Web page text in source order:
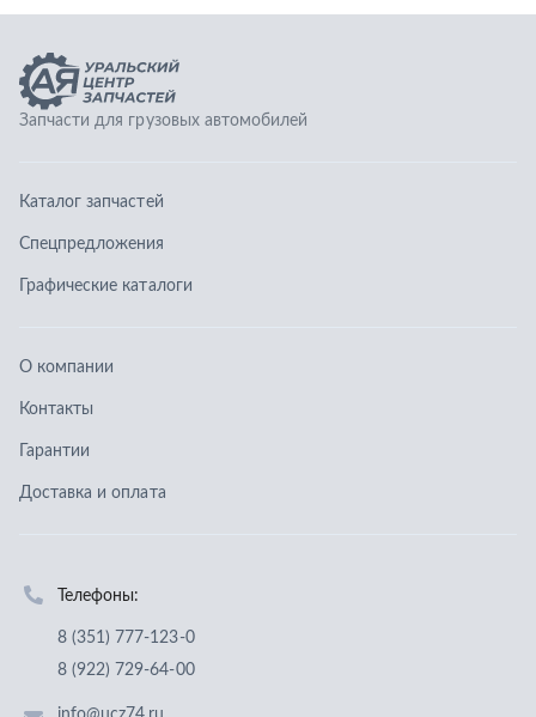
О компании
Контакты
Доставка и оплата
Отправить заявку